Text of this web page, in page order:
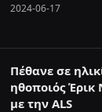
2024-06-17
Πέθανε σε
ηθοποιός
με την ALS